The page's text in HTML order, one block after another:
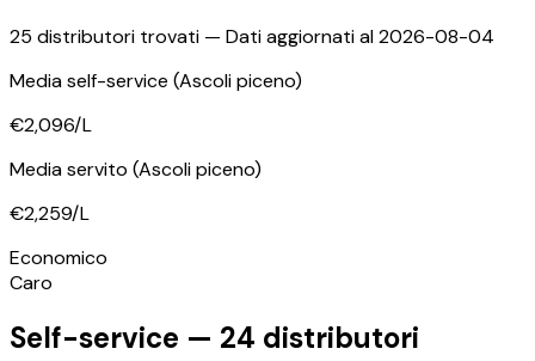
25 distributori trovati — Dati aggiornati al2026-08-04
Media self-service (Ascoli piceno)
€2,096/L
Media servito (Ascoli piceno)
€2,259/L
Economico
Caro
Self-service — 24 distributori